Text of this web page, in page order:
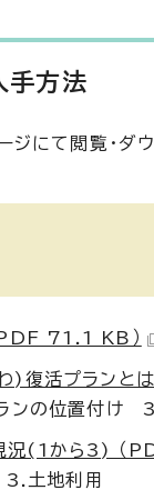
手方法
ジにて閲覧・ダ
PDF 71.1 KB）
復活プランと
ンの位置付け
(1から3) （
土地利用